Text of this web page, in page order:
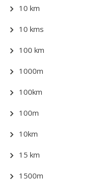
10 km
10 kms
100 km
1000m
100km
100m
10km
15 km
1500m